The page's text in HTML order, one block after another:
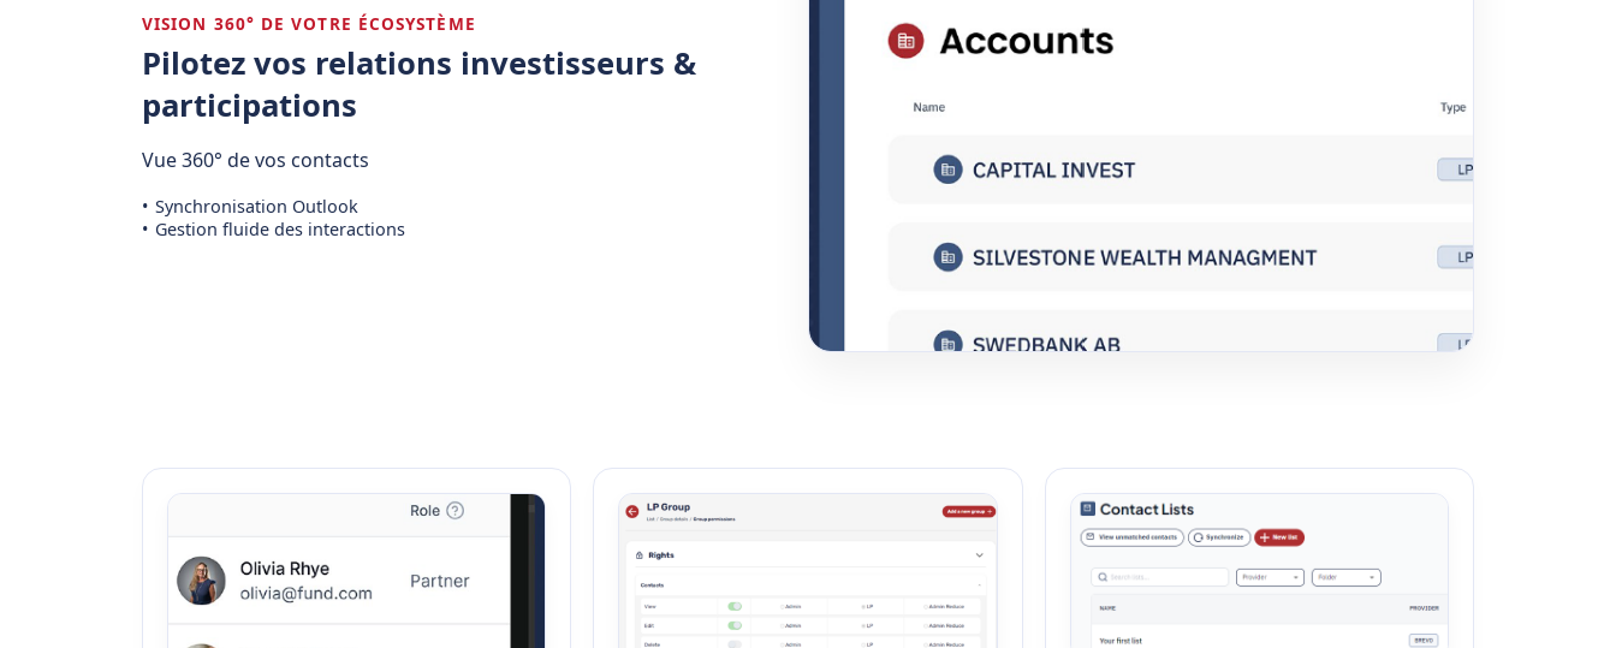
VISION 360° DE VOTRE ÉCOSYSTÈME
Pilotez vos relations investisseurs &
participations
Vue 360° de vos contacts
Synchronisation Outlook
Gestion fluide des interactions